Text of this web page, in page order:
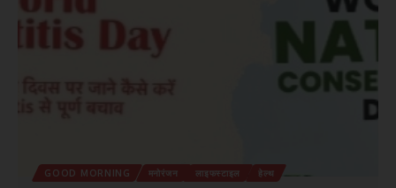
GOOD MORNING मनोरंजन लाइफस्टाइल हेल्थ